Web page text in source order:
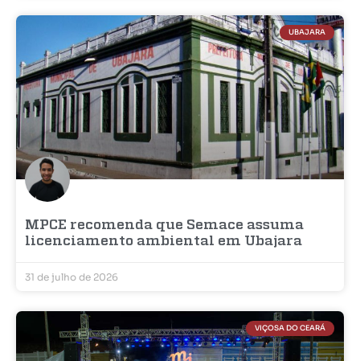
UBAJARA
MPCE recomenda que Semace assuma
licenciamento ambiental em Ubajara
31 de julho de 2026
VIÇOSA DO CEARÁ